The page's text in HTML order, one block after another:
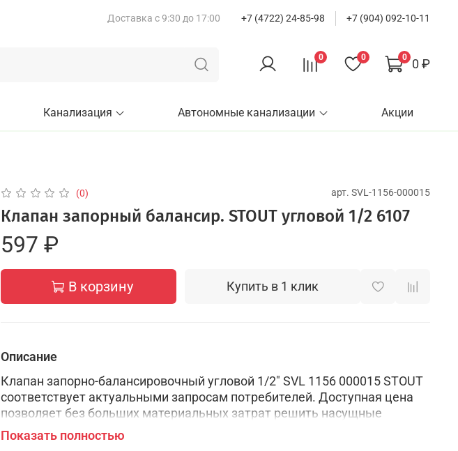
Доставка с 9:30 до 17:00 +7 (4722) 24-85-98 +7 (904) 092-10-11
0 0 0 0 ₽
Канализация Автономные канализации Акции
(0) арт. SVL-1156-000015
Клапан запорный балансир. STOUT угловой 1/2 6107
597 ₽
В корзину Купить в 1 клик
Описание
Клапан запорно-балансировочный угловой 1/2" SVL 1156 000015 STOUT
соответствует актуальными запросам потребителей. Доступная цена
позволяет без больших материальных затрат решить насущные
проблемы.
Показать полностью